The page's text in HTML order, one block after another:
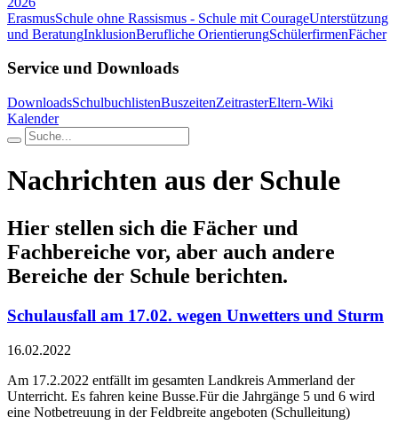
ErasmusSchule ohne Rassismus - Schule mit CourageUnterstützung
und BeratungInklusionBerufliche OrientierungSchülerfirmenFächer
Service und Downloads
DownloadsSchulbuchlistenBuszeitenZeitrasterEltern-Wiki
Kalender
Nachrichten aus der Schule
Hier stellen sich die Fächer und
Fachbereiche vor, aber auch andere
Bereiche der Schule berichten.
Schulausfall am 17.02. wegen Unwetters und Sturm
16.02.2022
Am 17.2.2022 entfällt im gesamten Landkreis Ammerland der
Unterricht. Es fahren keine Busse.Für die Jahrgänge 5 und 6 wird
eine Notbetreuung in der Feldbreite angeboten (Schulleitung)